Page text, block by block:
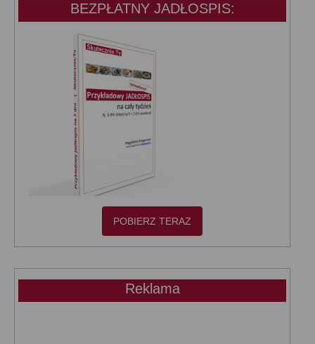
BEZPŁATNY JADŁOSPIS:
POBIERZ TERAZ
Reklama